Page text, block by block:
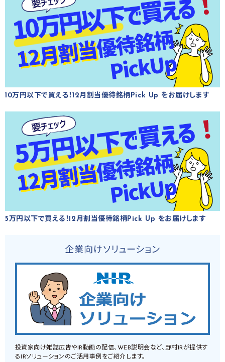
10万円以下で買える！12月割当優待銘柄Pick Up をお届けします
5万円以下で買える！12月割当優待銘柄Pick Up をお届けします
企業向けソリューション
投資家向け雑誌広告やIR動画の配信、WEB説明会など、野村IRが提供す
るIRソリューションのご活用事例をご紹介します。